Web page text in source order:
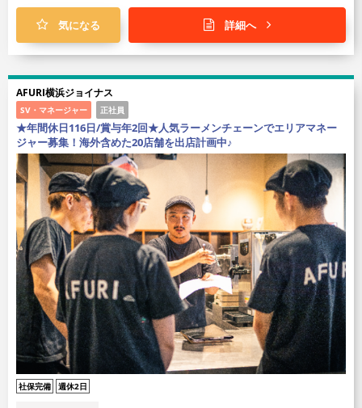
気になる 詳細へ
AFURI横浜ジョイナス
SV・マネージャー 正社員
★年間休日116日/賞与年2回★人気ラーメンチェーンでエリアマネー
ジャー募集！海外含めた20店舗を出店計画中♪
社保完備 週休2日